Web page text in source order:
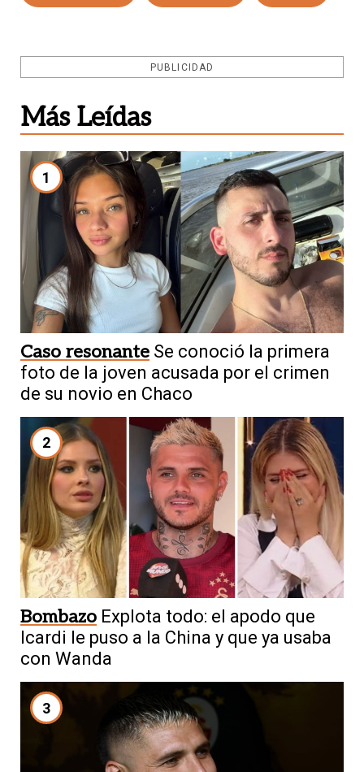
PUBLICIDAD
Más Leídas
1
Caso resonante Se conoció la primera
foto de la joven acusada por el crimen
de su novio en Chaco
2
Bombazo Explota todo: el apodo que
Icardi le puso a la China y que ya usaba
con Wanda
3